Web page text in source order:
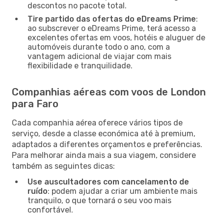
descontos no pacote total.
Tire partido das ofertas do eDreams Prime:
ao subscrever o eDreams Prime, terá acesso a
excelentes ofertas em voos, hotéis e aluguer de
automóveis durante todo o ano, com a
vantagem adicional de viajar com mais
flexibilidade e tranquilidade.
Companhias aéreas com voos de London
para Faro
Cada companhia aérea oferece vários tipos de
serviço, desde a classe económica até à premium,
adaptados a diferentes orçamentos e preferências.
Para melhorar ainda mais a sua viagem, considere
também as seguintes dicas:
Use auscultadores com cancelamento de
ruído: podem ajudar a criar um ambiente mais
tranquilo, o que tornará o seu voo mais
confortável.